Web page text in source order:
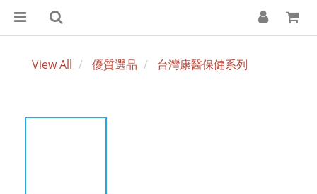
View All 優質選品 台灣康醫保健系列